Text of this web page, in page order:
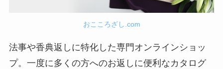
おこころざし.com
法事や香典返しに特化した専門オンラインショッ
プ。一度に多くの方へのお返しに便利なカタログ